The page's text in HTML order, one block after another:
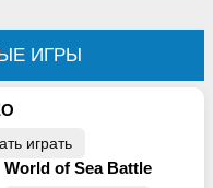
ИГРЫ
играть
World of Sea Battle